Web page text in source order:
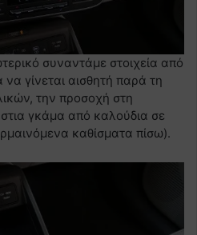
συναντάμε στοιχεία από
γίνεται αισθητή παρά τη
την προσοχή στη
γκάμα από καλούδια σε
καθίσματα πίσω).